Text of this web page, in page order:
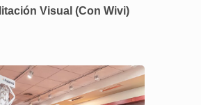
Visual (Con Wivi)